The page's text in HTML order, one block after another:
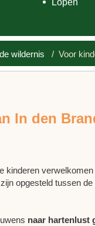
Lopen
wildernis / Voor
In den
kinderen
opgesteld tussen
naar hartenlust